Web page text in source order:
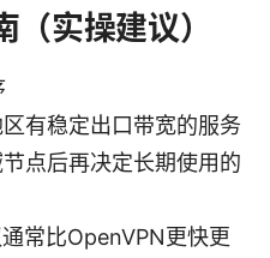
实操建议）
有稳定出口带宽的服务
点后再决定长期使用的
常比OpenVPN更快更